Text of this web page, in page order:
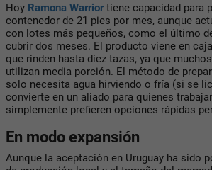
Hoy Ramona Warrior tiene capacidad para
contenedor de 21 pies por mes, aunque
con lotes más pequeños, como el último
cubrir dos meses. El producto viene en
que rinden hasta diez tazas, ya que
utilizan media porción. El método de
solo necesita agua hirviendo o fría (si se
convierte en un aliado para quienes
simplemente prefieren opciones rápidas
En modo expansión
Aunque la aceptación en Uruguay ha sido